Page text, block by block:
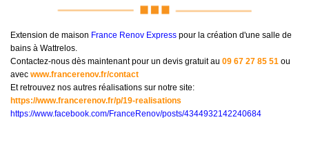
Extension de maison France Renov Express pour la création d'une salle de
bains à Wattrelos.
Contactez-nous dès maintenant pour un devis gratuit au 09 67 27 85 51 ou
avec www.francerenov.fr/contact
Et retrouvez nos autres réalisations sur notre site:
https://www.francerenov.fr/p/19-realisations
https://www.facebook.com/FranceRenov/posts/4344932142240684